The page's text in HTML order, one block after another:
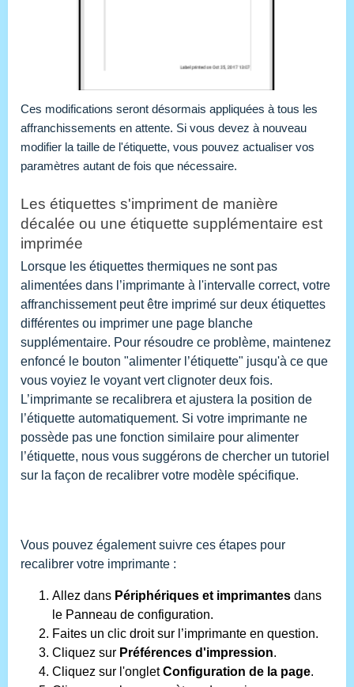
Ces modifications seront désormais appliquées à tous les
affranchissements en attente. Si vous devez à nouveau
modifier la taille de l'étiquette, vous pouvez actualiser vos
paramètres autant de fois que nécessaire.
Les étiquettes s'impriment de manière
décalée ou une étiquette supplémentaire est
imprimée
Lorsque les étiquettes thermiques ne sont pas
alimentées dans l’imprimante à l'intervalle correct, votre
affranchissement peut être imprimé sur deux étiquettes
différentes ou imprimer une page blanche
supplémentaire. Pour résoudre ce problème, maintenez
enfoncé le bouton "alimenter l’étiquette" jusqu'à ce que
vous voyiez le voyant vert clignoter deux fois.
L’imprimante se recalibrera et ajustera la position de
l’étiquette automatiquement. Si votre imprimante ne
possède pas une fonction similaire pour alimenter
l’étiquette, nous vous suggérons de chercher un tutoriel
sur la façon de recalibrer votre modèle spécifique.
Vous pouvez également suivre ces étapes pour
recalibrer votre imprimante :
Allez dans Périphériques et imprimantes dans
le Panneau de configuration.
Faites un clic droit sur l’imprimante en question.
Cliquez sur Préférences d'impression.
Cliquez sur l'ongletConfiguration de la page.